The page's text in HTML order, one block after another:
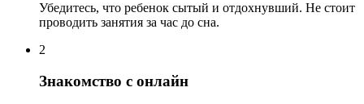
Убедитесь, что ребенок сытый и отдохнувший. Не стоит
проводить занятия за час до сна.
2
Знакомство с онлайн